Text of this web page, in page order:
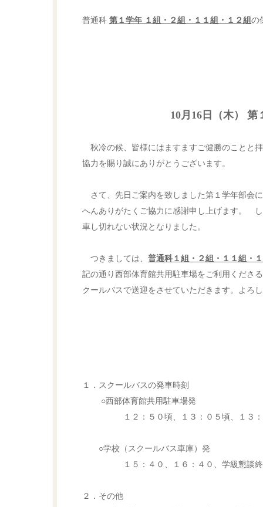
普通科 第１学年 １組・２組・１１組・１２組 の
10月16日（木）
秋冷の候、皆様にはますますご健勝のことと
協力を賜り誠にありがとうございます。
さて、先日ご案内を致しました第１学年部会
へんありがたくご協力に感謝申し上げます。
車し切れない状況となりました。
つきましては、 普通科１組・２組・１１組・
記の通り西部体育館共用駐車場をご利用くださ
クールバスで送迎をさせていただきます。よろ
１．スクールバスの発車時刻
○西部体育館共用駐車場発
１２：５０頃、１３：０５頃、１３：
○学校（スクールバス車庫）発
１５：４０、１６：４０、学級懇談終
２．その他